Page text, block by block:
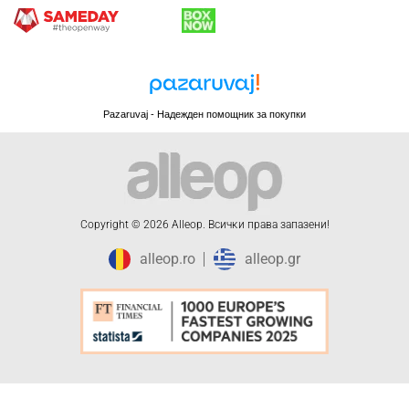
Pazaruvaj - Надежден помощник за покупки
Copyright © 2026 Alleop. Bcичĸи пpaвa зaпaзeни!
alleop.ro alleop.gr